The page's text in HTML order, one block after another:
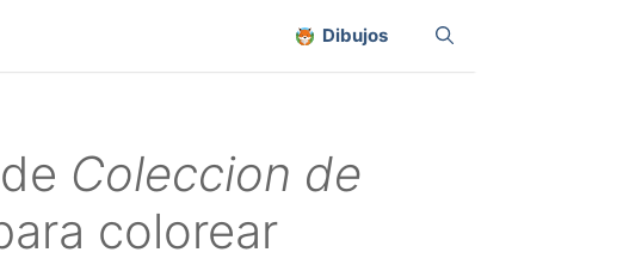
Dibujos
Coleccion de
colorear